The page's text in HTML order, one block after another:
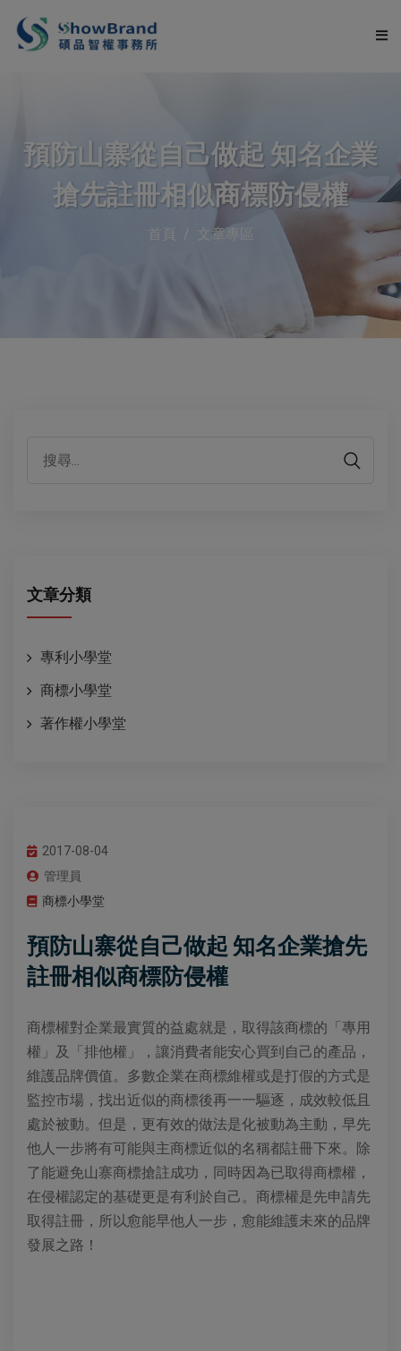
服務項目
申請流程
預防山寨從自己做起 知名企業
搶先註冊相似商標防侵權
首頁 文章專區
2017-08-04
管理員
商標小學堂
預防山寨從自己做起 知名企業搶先
註冊相似商標防侵權
商標權對企業最實質的益處就是，取得該商標的「專用
權」及「排他權」，讓消費者能安心買到自己的產品，
維護品牌價值。多數企業在商標維權或是打假的方式是
監控市場，找出近似的商標後再一一驅逐，成效較低且
處於被動。但是，更有效的做法是化被動為主動，早先
他人一步將有可能與主商標近似的名稱都註冊下來。除
了能避免山寨商標搶註成功，同時因為已取得商標權，
在侵權認定的基礎更是有利於自己。商標權是先申請先
取得註冊，所以愈能早他人一步，愈能維護未來的品牌
發展之路！
文章分類
專利小學堂
商標小學堂
著作權小學堂